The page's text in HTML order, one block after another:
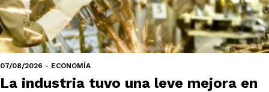
07/08/2026 - ECONOMÍA
La industria tuvo una leve mejora en